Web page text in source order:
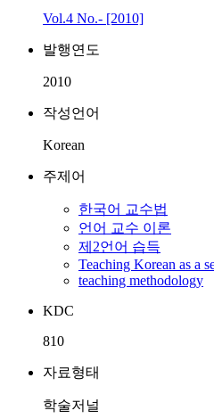
Vol.4 No.- [2010]
발행연도
2010
작성언어
Korean
주제어
한국어 교수법
언어 교수 이론
제2언어 습득
Teaching Korean as a
teaching methodology
KDC
810
자료형태
학술저널